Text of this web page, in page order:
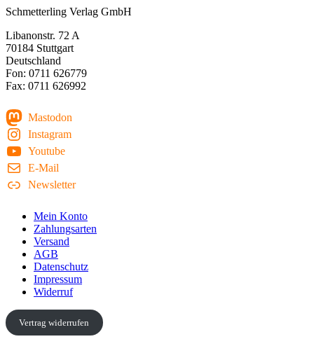
Schmetterling Verlag GmbH
Libanonstr. 72 A
70184 Stuttgart
Deutschland
Fon: 0711 626779
Fax: 0711 626992
Mastodon
Instagram
Youtube
E-Mail
Newsletter
Mein Konto
Zahlungsarten
Versand
AGB
Datenschutz
Impressum
Widerruf
Vertrag widerrufen